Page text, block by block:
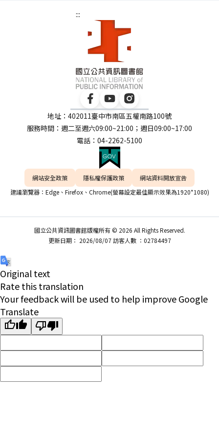
:::
地址：402011臺中市南區五權南路100號
服務時間：週二至週六09:00~21:00；週日09:00~17:00
電話：04-2262-5100
網站安全政策 隱私權保護政策
網站資料開放宣告
建議瀏覽器：Edge、Firefox、Chrome(螢幕設定最佳顯示效果為1920*1080)
國立公共資訊圖書館版權所有 © 2026 All Rights Reserved.
更新日期： 2026/08/07 訪客人數 ：02784497
Original text
Rate this translation
Your feedback will be used to help improve Google
Translate